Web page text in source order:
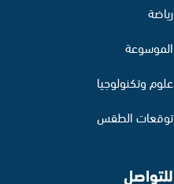
رياضة
الموسوعة
علوم وتكنولوجيا
توقعات الطقس
للتواصل